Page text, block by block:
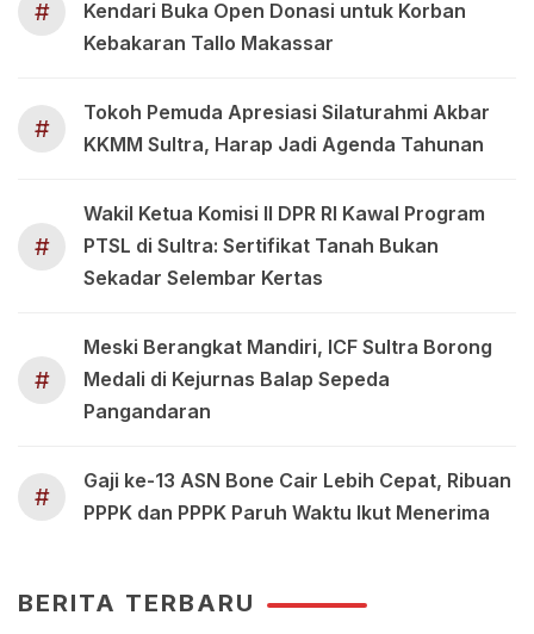
#
Kendari Buka Open Donasi untuk Korban
Kebakaran Tallo Makassar
#
Tokoh Pemuda Apresiasi Silaturahmi Akbar
KKMM Sultra, Harap Jadi Agenda Tahunan
#
Wakil Ketua Komisi II DPR RI Kawal Program
PTSL di Sultra: Sertifikat Tanah Bukan
Sekadar Selembar Kertas
#
Meski Berangkat Mandiri, ICF Sultra Borong
Medali di Kejurnas Balap Sepeda
Pangandaran
#
Gaji ke-13 ASN Bone Cair Lebih Cepat, Ribuan
PPPK dan PPPK Paruh Waktu Ikut Menerima
BERITA TERBARU